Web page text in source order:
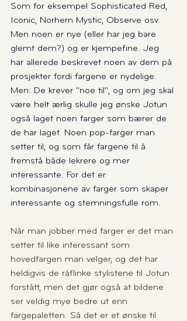
Som for eksempel Sophisticated Red,
Iconic, Norhern Mystic, Observe osv.
Men noen er nye (eller har jeg bare
glemt dem?) og er kjempefine. Jeg
har allerede beskrevet noen av dem på
prosjekter fordi fargene er nydelige.
Men: De krever "noe til", og om jeg skal
være helt ærlig skulle jeg ønske Jotun
også laget noen farger som bærer de
de har laget. Noen pop-farger man
setter til, og som får fargene til å
fremstå både lekrere og mer
interessante. For det er
kombinasjonene av farger som skaper
interessante og stemningsfulle rom.
Når man jobber med farger er det man
setter til like interessant som
hovedfargen man velger, og det har
heldigvis de råflinke stylistene til Jotun
forstått, men det gjør også at bildene
ser veldig mye bedre ut enn
fargepaletten. Så det er et ønske til